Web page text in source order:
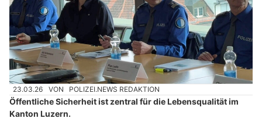
23.03.26 VON POLIZEI.NEWS REDAKTION
Öffentliche Sicherheit ist zentral für die Lebensqualität im
Kanton Luzern.